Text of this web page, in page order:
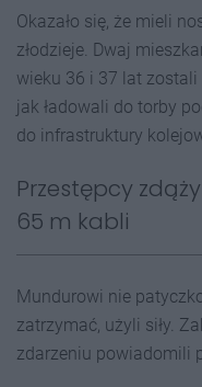
Okazało się, że mieli
złodzieje. Dwaj
wieku 36 i 37 lat
jak ładowali do torby
do infrastruktury
Przestępcy
65 m kabli
Mundurowi nie
zatrzymać, użyli siły.
zdarzeniu powiadomili